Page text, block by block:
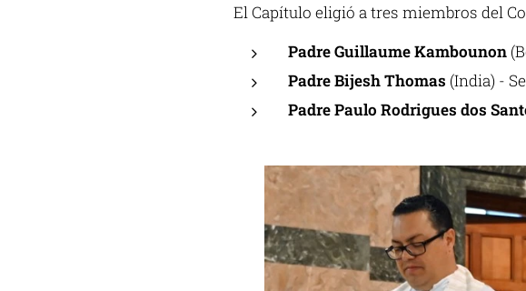
El Capítulo eligió a tres miembros del
Padre Guillaume Kambounon
Padre Bijesh Thomas (India) -
Padre Paulo Rodrigues dos